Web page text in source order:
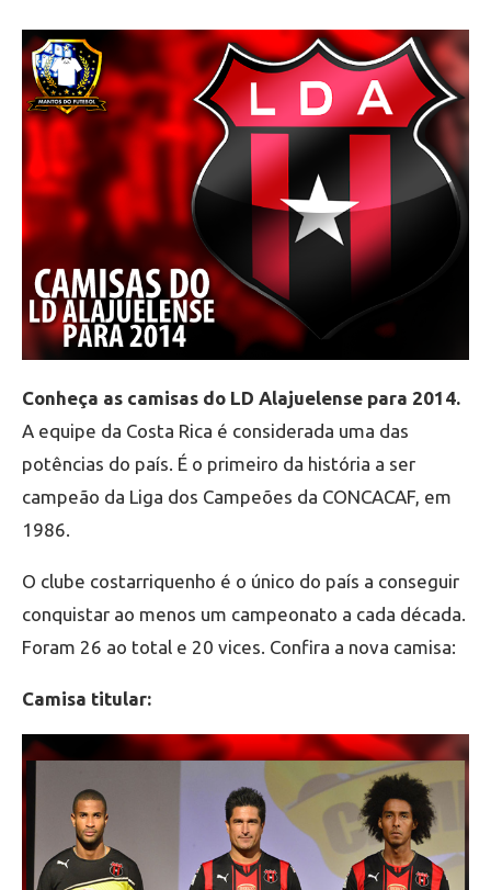
Conheça as camisas do LD Alajuelense para 2014.
A equipe da Costa Rica é considerada uma das
potências do país. É o primeiro da história a ser
campeão da Liga dos Campeões da CONCACAF, em
1986.
O clube costarriquenho é o único do país a conseguir
conquistar ao menos um campeonato a cada década.
Foram 26 ao total e 20 vices. Confira a nova camisa:
Camisa titular: